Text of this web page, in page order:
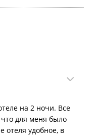
на 2 ночи. Все
для меня было
отеля удобное, в